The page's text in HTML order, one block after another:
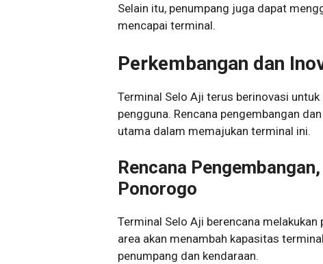
Selain itu, penumpang juga dapat
mencapai terminal.
Perkembangan dan
Terminal Selo Aji terus berinovasi
pengguna. Rencana pengembangan
utama dalam memajukan terminal ini.
Rencana
Ponorogo
Terminal Selo Aji berencana
area akan menambah kapasitas
penumpang dan kendaraan.